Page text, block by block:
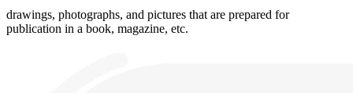
drawings, photographs, and pictures that are prepared for
publication in a book, magazine, etc.